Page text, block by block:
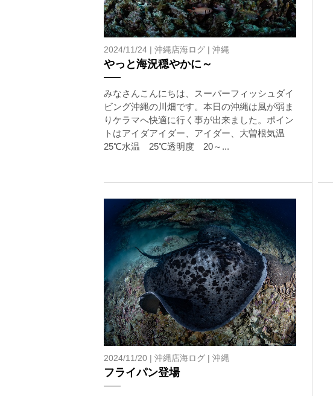
2024/11/24 | 沖縄店海ログ | 沖縄
やっと海況穏やかに～
みなさんこんにちは、スーパーフィッシュダイ
ビング沖縄の川畑です。本日の沖縄は風が弱ま
りケラマへ快適に行く事が出来ました。ポイン
トはアイダアイダー、アイダー、大曽根気温
25℃水温 25℃透明度 20～...
2024/11/20 | 沖縄店海ログ | 沖縄
フライパン登場
承諾しました。